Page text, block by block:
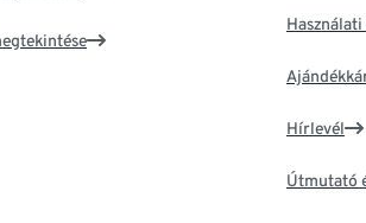
Hírlevél
Útmutató